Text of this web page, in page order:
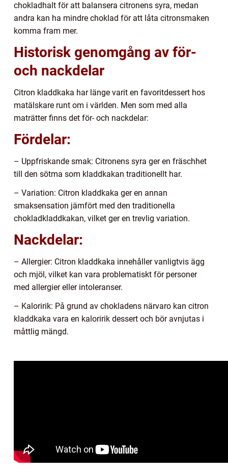
chokladhalt för att balansera citronens syra, medan
andra kan ha mindre choklad för att låta citronsmaken
komma fram mer.
Historisk genomgång av för-
och nackdelar
Citron kladdkaka har länge varit en favoritdessert hos
matälskare runt om i världen. Men som med alla
maträtter finns det för- och nackdelar:
Fördelar:
– Uppfriskande smak: Citronens syra ger en fräschhet
till den sötma som kladdkakan traditionellt har.
– Variation: Citron kladdkaka ger en annan
smaksensation jämfört med den traditionella
chokladkladdkakan, vilket ger en trevlig variation.
Nackdelar:
– Allergier: Citron kladdkaka innehåller vanligtvis ägg
och mjöl, vilket kan vara problematiskt för personer
med allergier eller intoleranser.
– Kaloririk: På grund av chokladens närvaro kan citron
kladdkaka vara en kaloririk dessert och bör avnjutas i
måttlig mängd.